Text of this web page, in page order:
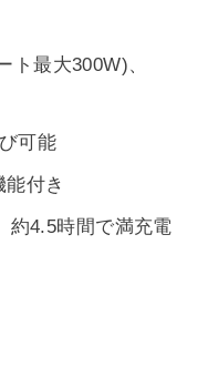
ト最大300W)、
可能
付き
約4.5時間で満充電